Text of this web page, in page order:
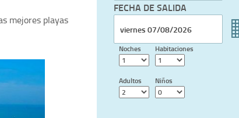
mejores playas
FECHA DE SALIDA
Noches Habitaciones
Adultos Niños